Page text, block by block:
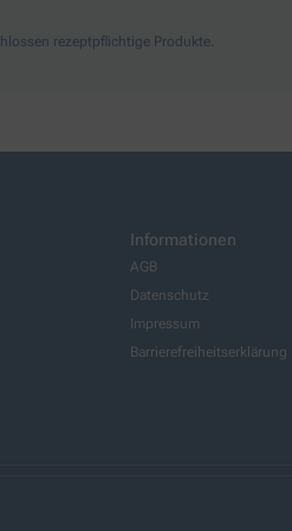
rezeptpflichtige Produkte.
Informationen
AGB
Datenschutz
Impressum
Barrierefreiheitserklärung